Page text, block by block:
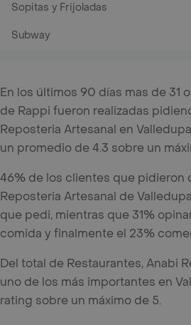
Sopitas y Frijoladas
Subway
En los últimos 90 días mas de 31
de Rappi fueron realizadas
Reposteria Artesanal en
un promedio de 4.3 sobre un
46% de los clientes que pidieron
Reposteria Artesanal de
que pedi, mientras que 31%
comida y finalmente el 23%
Del total de Restaurantes, Anabi
uno de los más importantes en
rating sobre un máximo de 5.